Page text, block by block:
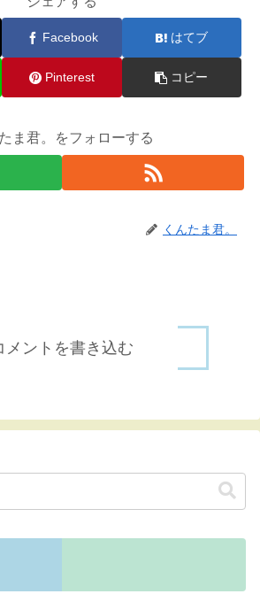
Facebook はてブ
Pinterest コピー
ま君。をフォローする
くんたま君。
メントを書き込む